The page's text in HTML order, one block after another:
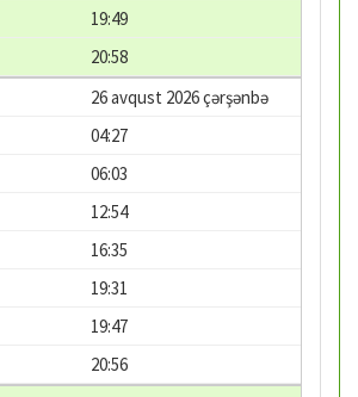
19:49
20:58
26 avqust 2026 çərşənbə
04:27
06:03
12:54
16:35
19:31
19:47
20:56